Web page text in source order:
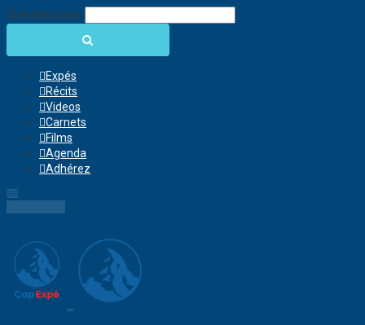
Chercher pour:
Expés
Récits
Videos
Carnets
Films
Agenda
Adhérez